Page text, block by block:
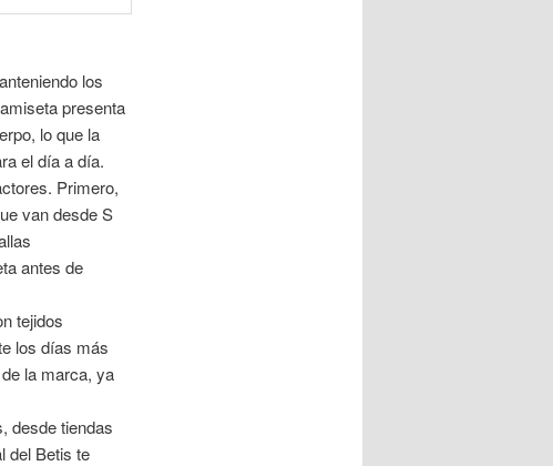
los
presenta
lo que la
el día a día.
Primero,
van desde S
antes de
tejidos
los días más
la marca, ya
desde tiendas
del Betis te